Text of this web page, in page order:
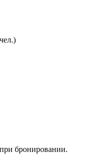
бронировании.